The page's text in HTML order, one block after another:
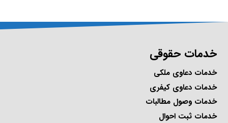
خدمات حقوقی
خدمات دعاوی ملکی
خدمات دعاوی کیفری
خدمات وصول مطالبات
خدمات ثبت احوال